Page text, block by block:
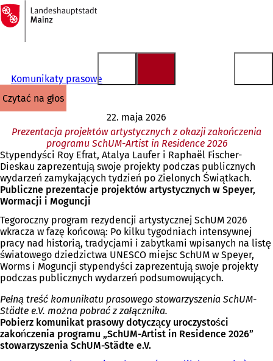
Przejdź do treści
Do
strony
głównej
Komunikaty prasowe
czytać na głos
22. maja 2026
Prezentacja projektów artystycznych z okazji zakończenia
programu SchUM-Artist in Residence 2026
Stypendyści Roy Efrat, Atalya Laufer i Raphaël Fischer-
Dieskau zaprezentują swoje projekty podczas publicznych
wydarzeń zamykających tydzień po Zielonych Świątkach.
Publiczne prezentacje projektów artystycznych w Speyer,
Wormacji i Moguncji
Tegoroczny program rezydencji artystycznej SchUM 2026
wkracza w fazę końcową: Po kilku tygodniach intensywnej
pracy nad historią, tradycjami i zabytkami wpisanych na listę
światowego dziedzictwa UNESCO miejsc SchUM w Speyer,
Worms i Moguncji stypendyści zaprezentują swoje projekty
podczas publicznych wydarzeń podsumowujących.
Pełną treść komunikatu prasowego stowarzyszenia SchUM-
Städte e.V. można pobrać z załącznika.
Pobierz komunikat prasowy dotyczący uroczystości
zakończenia programu „SchUM-Artist in Residence 2026”
stowarzyszenia SchUM-Städte e.V.